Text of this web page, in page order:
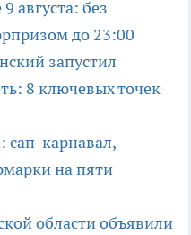
августа: без
до 23:00
запустил
8 ключевых точек
сап-карнавал,
на пяти
области объявили